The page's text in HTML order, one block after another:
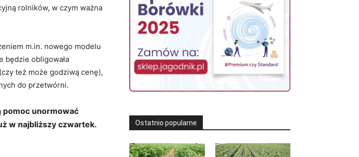
rolników, w czym ważna
m.in. nowego modelu
będzie obligowała
też może godziwą cenę),
do przetwórni.
pomoc unormować
w najbliższy czwartek.
Ostatnio popularne